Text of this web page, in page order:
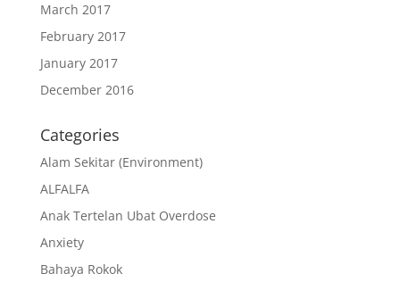
March 2017
February 2017
January 2017
December 2016
Categories
Alam Sekitar (Environment)
ALFALFA
Anak Tertelan Ubat Overdose
Anxiety
Bahaya Rokok